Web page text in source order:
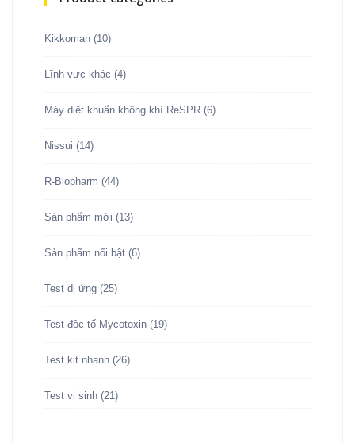
Kikkoman (10)
Lĩnh vực khác (4)
Máy diệt khuẩn không khí ReSPR (6)
Nissui (14)
R-Biopharm (44)
Sản phẩm mới (13)
Sản phẩm nổi bật (6)
Test dị ứng (25)
Test độc tố Mycotoxin (19)
Test kit nhanh (26)
Test vi sinh (21)